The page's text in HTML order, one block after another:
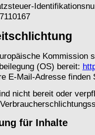
Kommission
(OS) bereit:
E-Mail-Adresse finden
nicht bereit oder
für Inhalte